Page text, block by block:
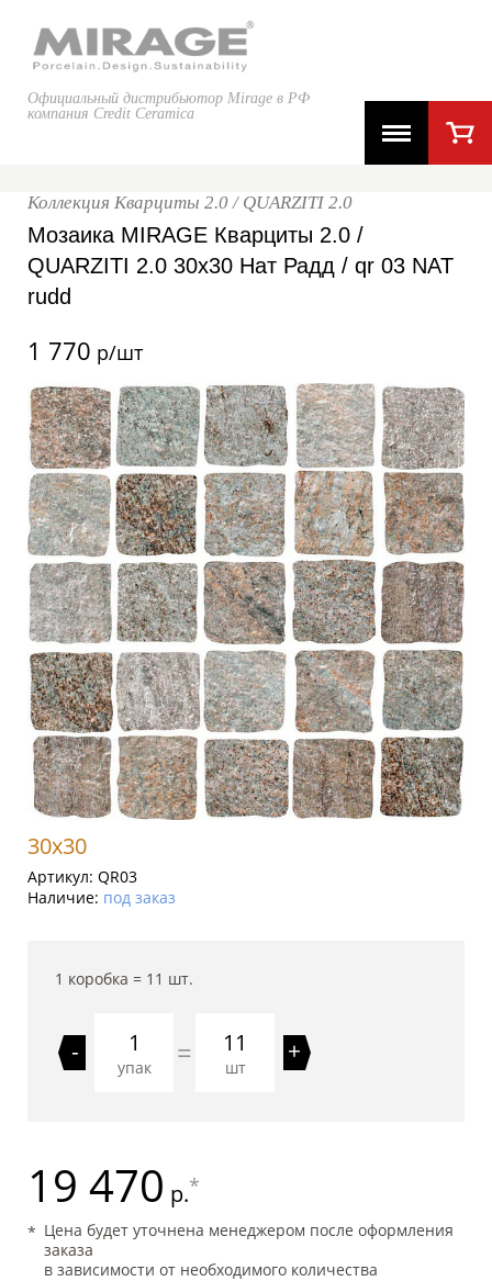
Официальный дистрибьютор Mirage в РФ
компания Credit Ceramica
Коллекция Кварциты 2.0 / QUARZITI 2.0
Мозаика MIRAGE Кварциты 2.0 /
QUARZITI 2.0 30x30 Нат Радд / qr 03 NAT
rudd
1 770 р/шт
30x30
Артикул: QR03
Наличие: под заказ
1 коробка = 11 шт.
-
упак = 11
шт
+
19 470 р.*
Цена будет уточнена менеджером после оформления
заказа
в зависимости от необходимого количества